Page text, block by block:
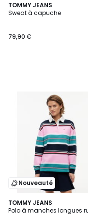
TOMMY JEANS
Sweat à capuche
79,90 €
Nouveauté
TOMMY JEANS
Polo à manches longues